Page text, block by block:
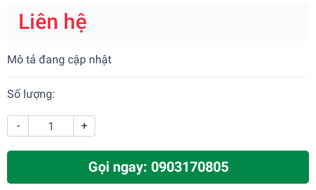
Liên hệ
Mô tả đang cập nhật
Số lượng:
- +
Gọi ngay: 0903170805